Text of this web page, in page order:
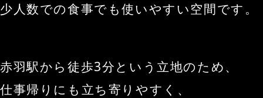
少人数での食事でも使いやすい空間です。
赤羽駅から徒歩3分という立地のため、
仕事帰りにも立ち寄りやすく、